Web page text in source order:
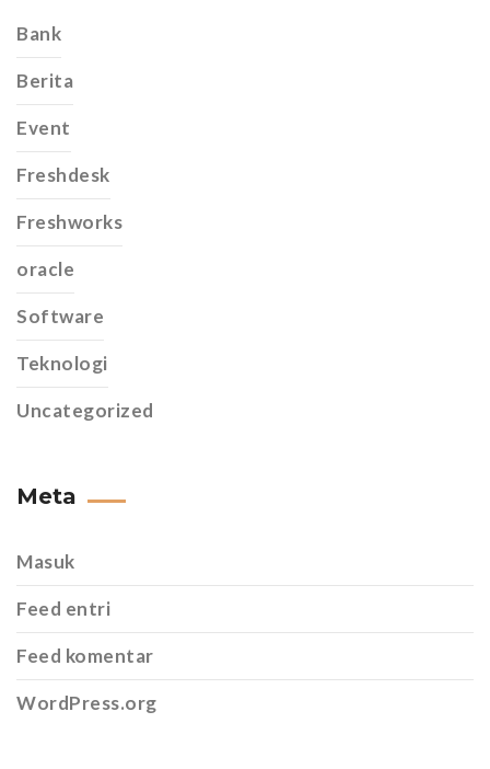
Bank
Berita
Event
Freshdesk
Freshworks
oracle
Software
Teknologi
Uncategorized
Meta
Masuk
Feed entri
Feed komentar
WordPress.org